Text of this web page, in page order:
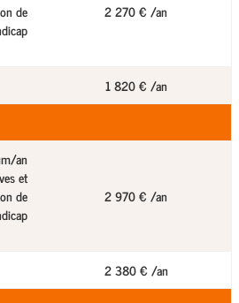
de
2 270 € /an
1 820 € /an
an
et
de
2 970 € /an
2 380 € /an